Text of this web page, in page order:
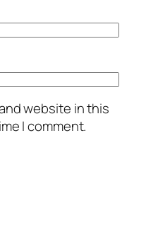
website in this
I comment.